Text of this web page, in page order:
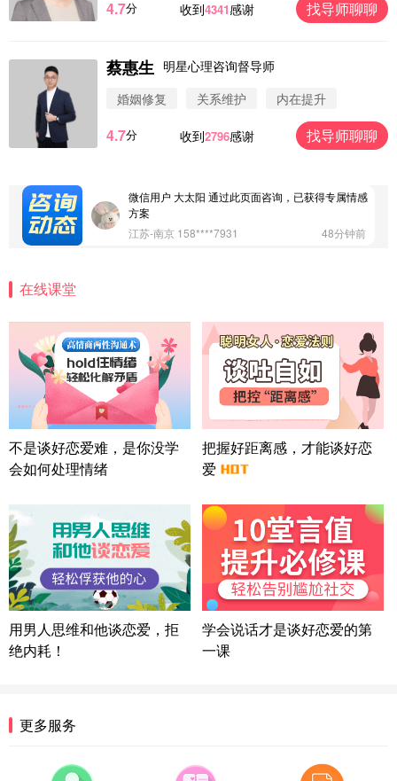
4.7分 收到4341感谢 找导师聊聊
蔡惠生 明星心理咨询督导师
婚姻修复
关系维护 内在提升
4.7分 收到2796感谢 找导师聊聊
微信用户 圆圈 通过此页面咨询，已获得专属情感方
案
微信用户 Vnno 通过此页面咨询，已获得专属情感方
微信用户 大太阳 通过此页面咨询，已获得专属情感
方案
江苏-南京 158****7931
48分钟前
情感方案
北京-朝阳 151****3189
22分钟前
微信用户 巧?媚儿 通过此页面咨询，已获得专属情感
方案
上海-浦东 177****9074
56分钟前
微信用户 Liberty 通过此页面咨询，已获得专属情感
方案
广东-广州 188****5632
湖北-武汉 135****7410
41分钟前
微信用户 困困魚? 通过此页面咨询，已获得专属情感
方案
陕西-西安 139****6283
3分钟前
情感方案
浙江-宁波 150****8921
福建-厦门 159****4462
53分钟前
在线课堂
不是谈好恋爱难，是你没学
会如何处理情绪
把握好距离感，才能谈好恋
爱
用男人思维和他谈恋爱，拒
绝内耗！
学会说话才是谈好恋爱的第
一课
更多服务